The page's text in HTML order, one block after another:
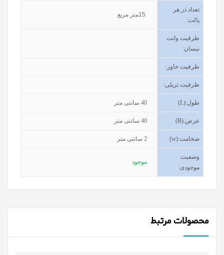
تعداد در هر
پالت:
15متر مربع
ظرفیت وانت
نیسان:
ظرفیت خاور :
ظرفیت تریلی:
طول(L):
40 سانتی متر
عرض(B):
40 سانتی متر
ضخامت(w):
2 سانتی متر
وضعیت
موجودی:
موجود
محصولات مرتبط